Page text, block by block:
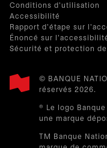
Conditions d'utilisation
Accessibilité
Rapport d'étape sur
Énoncé sur
Sécurité et protection
© BANQUE
réservés 2026.​
® Le logo
une marque
TM Banque